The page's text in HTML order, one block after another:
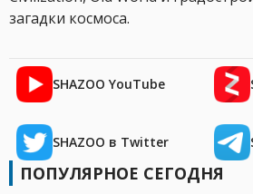
загадки космоса.
SHAZOO YouTube
SHAZOO в Twitter
ПОПУЛЯРНОЕ СЕГОДНЯ